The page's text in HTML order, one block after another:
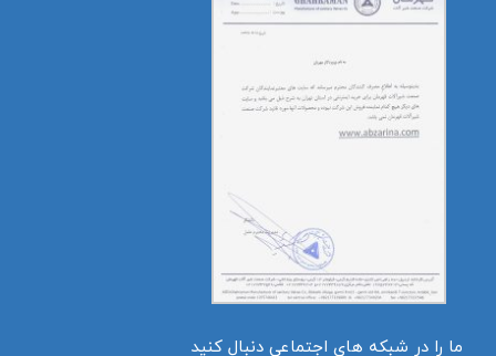
ما را در شبکه های اجتماعی دنبال کنید